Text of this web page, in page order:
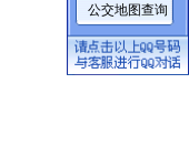
公交地图查询